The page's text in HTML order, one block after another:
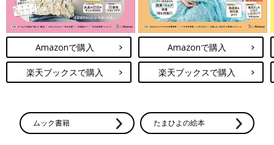
Amazonで購入
楽天ブックスで購入
Amazonで購入
楽天ブックスで購入
ムック書籍 たまひよの絵本